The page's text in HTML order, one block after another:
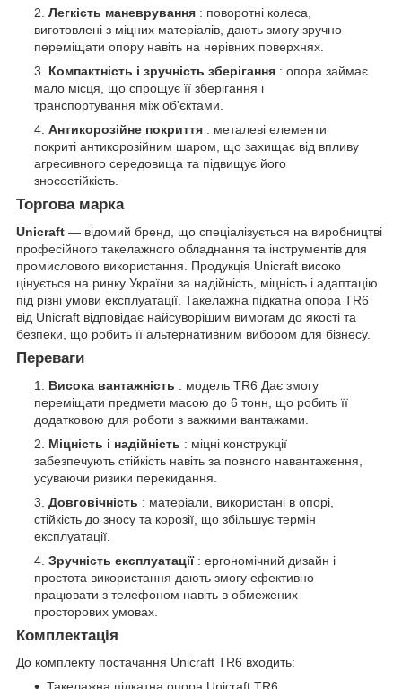
Легкість маневрування : поворотні колеса,
виготовлені з міцних матеріалів, дають змогу зручно
переміщати опору навіть на нерівних поверхнях.
Компактність і зручність зберігання : опора займає
мало місця, що спрощує її зберігання і
транспортування між об'єктами.
Антикорозійне покриття : металеві елементи
покриті антикорозійним шаром, що захищає від впливу
агресивного середовища та підвищує його
зносостійкість.
Торгова марка
Unicraft — відомий бренд, що спеціалізується на виробництві
професійного такелажного обладнання та інструментів для
промислового використання. Продукція Unicraft високо
цінується на ринку України за надійність, міцність і адаптацію
під різні умови експлуатації. Такелажна підкатна опора TR6
від Unicraft відповідає найсуворішим вимогам до якості та
безпеки, що робить її альтернативним вибором для бізнесу.
Переваги
Висока вантажність : модель TR6 Дає змогу
переміщати предмети масою до 6 тонн, що робить її
додатковою для роботи з важкими вантажами.
Міцність і надійність : міцні конструкції
забезпечують стійкість навіть за повного навантаження,
усуваючи ризики перекидання.
Довговічність : матеріали, використані в опорі,
стійкість до зносу та корозії, що збільшує термін
експлуатації.
Зручність експлуатації: ергономічний дизайн і
простота використання дають змогу ефективно
працювати з телефоном навіть в обмежених
просторових умовах.
Комплектація
До комплекту постачання Unicraft TR6 входить: